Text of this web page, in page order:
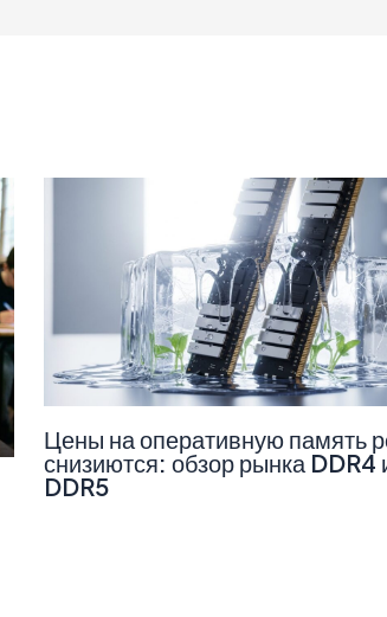
Цены на оперативную память
снизиются: обзор рынка DDR4
DDR5